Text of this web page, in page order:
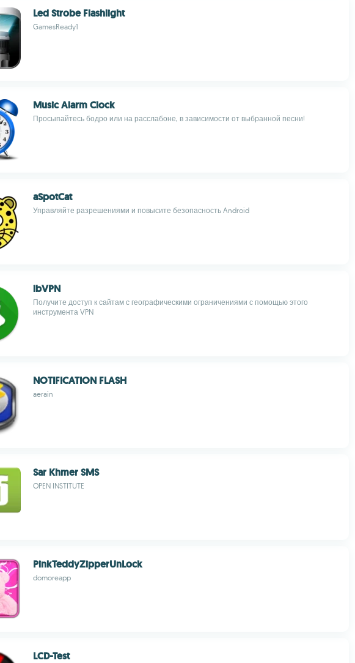
Led Strobe Flashlight
GamesReady1
Music Alarm Clock
Просыпайтесь бодро или на расслабоне, в зависимости от выбранной песни!
aSpotCat
Управляйте разрешениями и повысите безопасность Android
ibVPN
Получите доступ к сайтам с географическими ограничениями с помощью этого
инструмента VPN
NOTIFICATION FLASH
aerain
Sar Khmer SMS
OPEN INSTITUTE
PinkTeddyZipperUnLock
domoreapp
LCD-Test